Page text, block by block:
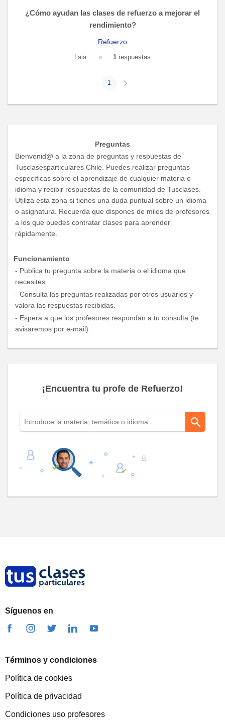
¿Cómo ayudan las clases de refuerzo a mejorar el
rendimiento?
Refuerzo
Laia 1 respuestas
1
Preguntas
Bienvenid@ a la zona de preguntas y respuestas de
Tusclasesparticulares Chile. Puedes realizar preguntas
específicas sobre el aprendizaje de cualquier materia o
idioma y recibir respuestas de la comunidad de Tusclases.
Utiliza esta zona si tienes una duda puntual sobre un idioma
o asignatura. Recuerda que dispones de miles de profesores
a los que puedes contratar clases para aprender
rápidamente.
Funcionamiento
- Publica tu pregunta sobre la materia o el idioma que
necesites.
- Consulta las preguntas realizadas por otros usuarios y
valora las respuestas recibidas.
- Espera a que los profesores respondan a tu consulta (te
avisaremos por e-mail).
¡Encuentra tu profe de Refuerzo!
Síguenos en
Términos y condiciones
Política de cookies
Política de privacidad
Condiciones uso profesores